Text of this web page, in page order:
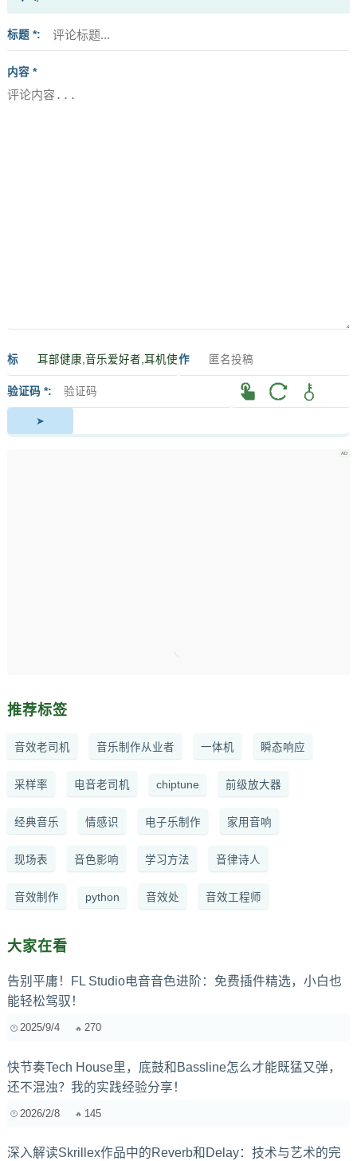
标题 *
内容 *
标
签
作
验证码 *
推荐标签
音效老司机 音乐制作从业者 一体机 瞬态响应
采样率 电音老司机 chiptune 前级放大器
经典音乐 情感识 电子乐制作 家用音响
现场表 音色影响 学习方法 音律诗人
音效制作 python 音效处 音效工程师
大家在看
告别平庸！FL Studio电音音色进阶：免费插件精选，小白也
能轻松驾驭！
2025/9/4 270
快节奏Tech House里，底鼓和Bassline怎么才能既猛又弹，
还不混浊？我的实践经验分享！
2026/2/8 145
深入解读Skrillex作品中的Reverb和Delay：技术与艺术的完